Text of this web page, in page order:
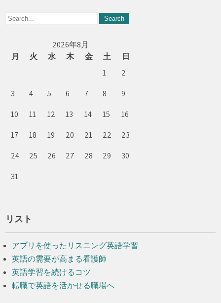
2026年8月
月
火 水 木 金 土
日
1
2
3
4 5 6 7 8
9
10
11 12 13 14 15
16
17
18 19 20 21 22
23
24
25 26 27 28 29
30
31
リスト
アプリを使ったリスニング英語学習
英語の需要が高まる看護師
英語学習を続けるコツ
転職で英語を活かせる職場へ